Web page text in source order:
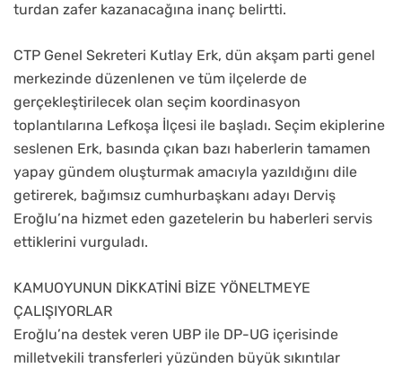
turdan zafer kazanacağına inanç belirtti.
CTP Genel Sekreteri Kutlay Erk, dün akşam parti genel
merkezinde düzenlenen ve tüm ilçelerde de
gerçekleştirilecek olan seçim koordinasyon
toplantılarına Lefkoşa İlçesi ile başladı. Seçim ekiplerine
seslenen Erk, basında çıkan bazı haberlerin tamamen
yapay gündem oluşturmak amacıyla yazıldığını dile
getirerek, bağımsız cumhurbaşkanı adayı Derviş
Eroğlu’na hizmet eden gazetelerin bu haberleri servis
ettiklerini vurguladı.
KAMUOYUNUN DİKKATİNİ BİZE YÖNELTMEYE
ÇALIŞIYORLAR
Eroğlu’na destek veren UBP ile DP-UG içerisinde
milletvekili transferleri yüzünden büyük sıkıntılar